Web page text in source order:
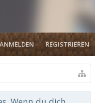
ANMELDEN REGISTRIEREN